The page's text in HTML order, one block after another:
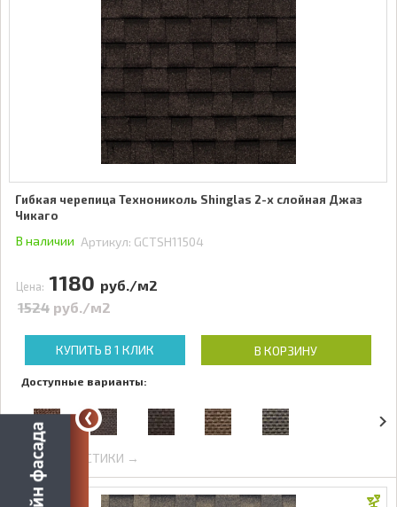
Гибкая черепица Технониколь Shinglas 2-х слойная Джаз
Чикаго
В наличии Артикул: GCTSH11504
Цена: 1180 руб./м2
1524 руб./м2
КУПИТЬ В 1 КЛИК В КОРЗИНУ
Доступные варианты:
ХАРАКТЕРИСТИКИ →